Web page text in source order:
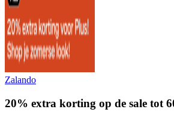
Zalando
20% extra korting op de sale tot